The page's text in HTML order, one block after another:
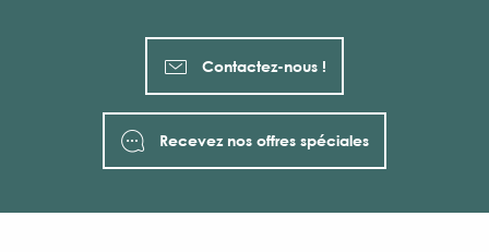
Contactez-nous !
Recevez nos offres spéciales